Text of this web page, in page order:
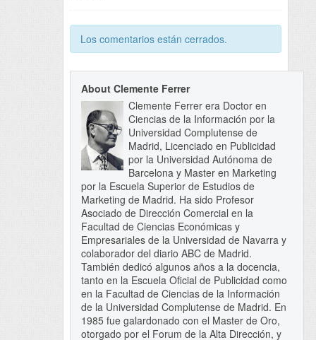
Los comentarios están cerrados.
About Clemente Ferrer
Clemente Ferrer era Doctor en
Ciencias de la Información por la
Universidad Complutense de
Madrid, Licenciado en Publicidad
por la Universidad Autónoma de
Barcelona y Master en Marketing
por la Escuela Superior de Estudios de
Marketing de Madrid. Ha sido Profesor
Asociado de Dirección Comercial en la
Facultad de Ciencias Económicas y
Empresariales de la Universidad de Navarra y
colaborador del diario ABC de Madrid.
También dedicó algunos años a la docencia,
tanto en la Escuela Oficial de Publicidad como
en la Facultad de Ciencias de la Información
de la Universidad Complutense de Madrid. En
1985 fue galardonado con el Master de Oro,
otorgado por el Forum de la Alta Dirección, y